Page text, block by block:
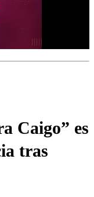
Caigo” es
tras